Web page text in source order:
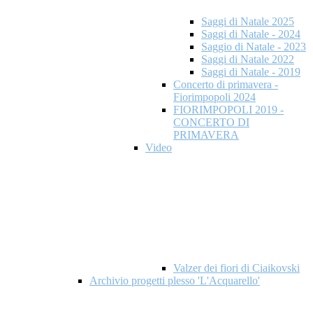
Saggi di Natale 2025
Saggi di Natale - 2024
Saggio di Natale - 2023
Saggi di Natale 2022
Saggi di Natale - 2019
Concerto di primavera -
Fiorimpopoli 2024
FIORIMPOPOLI 2019 -
CONCERTO DI
PRIMAVERA
Video
Valzer dei fiori di Ciaikovski
Archivio progetti plesso 'L'Acquarello'